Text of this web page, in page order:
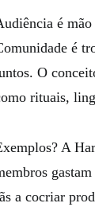
é
é
O
rituais,
A
a cocriar